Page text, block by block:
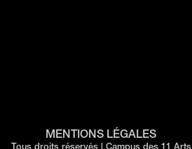
MENTIONS LÉGALES